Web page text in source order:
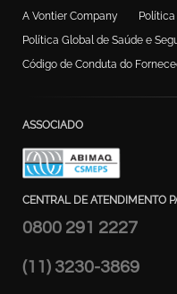
A Vontier Company
Política Global de Saúde e
Código de Conduta do
ASSOCIADO
CENTRAL DE ATENDIMENTO
0800 291 2227
(11) 3230-3869